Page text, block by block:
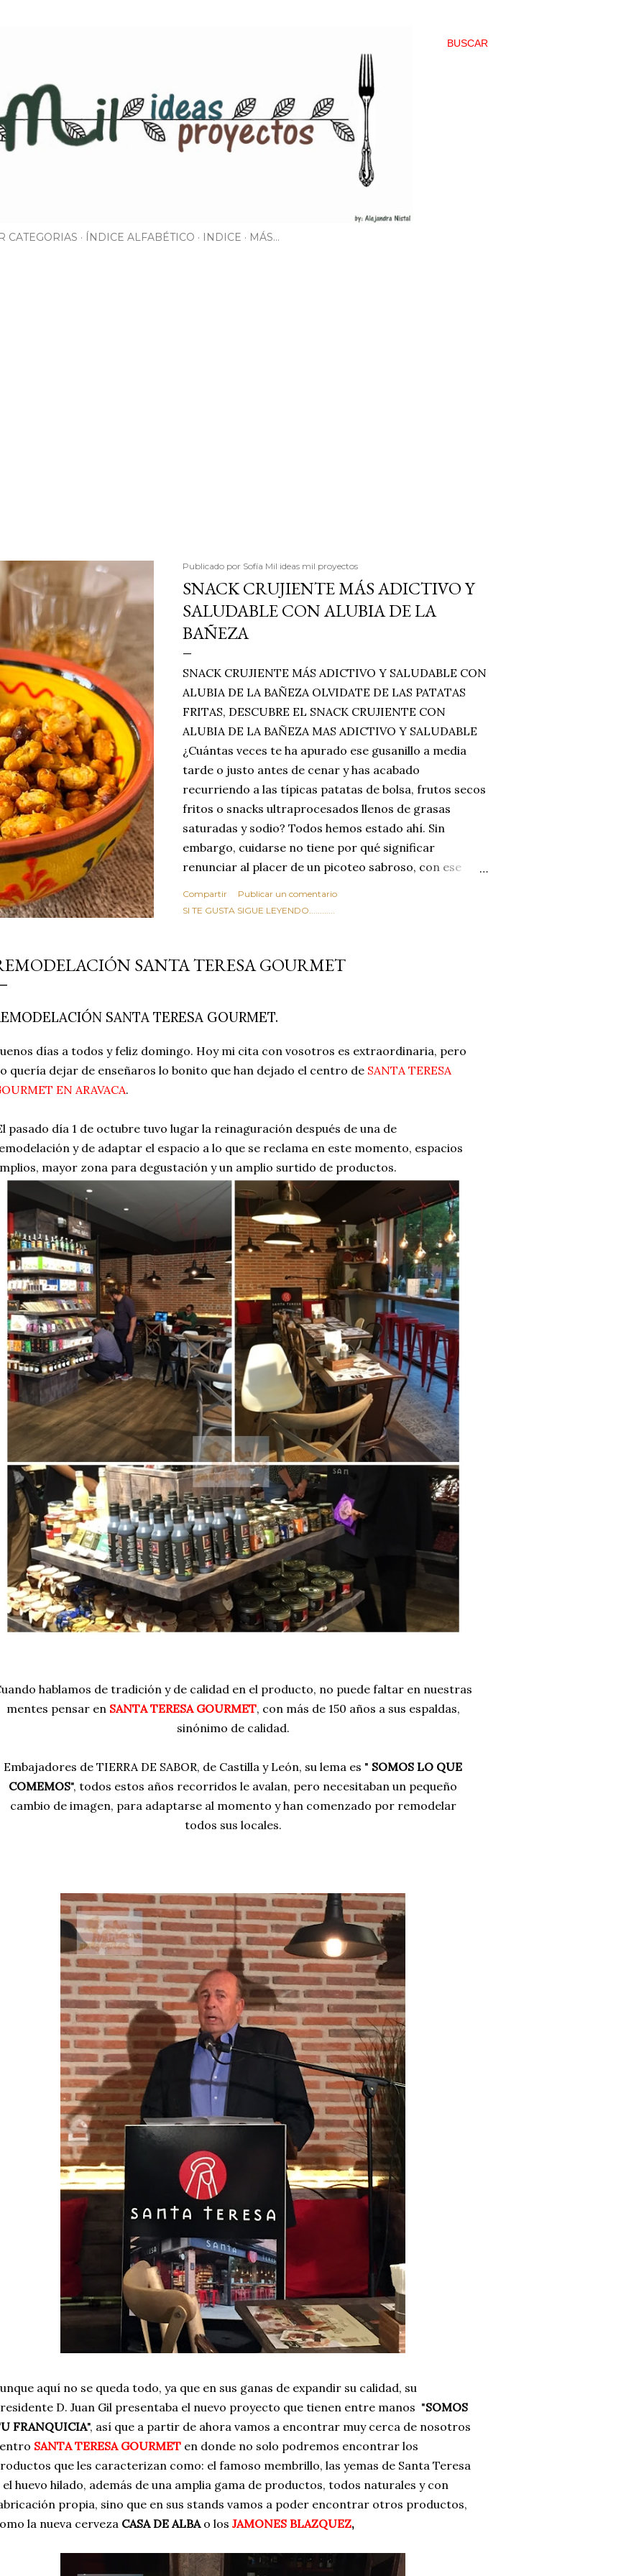
BUSCAR
CATEGORIAS ÍNDICE ALFABÉTICO INDICE MÁS…
Publicado por Sofía Mil ideas mil proyectos
SNACK CRUJIENTE MÁS ADICTIVO Y
SALUDABLE CON ALUBIA DE LA
BAÑEZA
SNACK CRUJIENTE MÁS ADICTIVO Y SALUDABLE CON
ALUBIA DE LA BAÑEZA OLVIDATE DE LAS PATATAS
FRITAS, DESCUBRE EL SNACK CRUJIENTE CON
ALUBIA DE LA BAÑEZA MAS ADICTIVO Y SALUDABLE
¿Cuántas veces te ha apurado ese gusanillo a media
tarde o justo antes de cenar y has acabado
recurriendo a las típicas patatas de bolsa, frutos secos
fritos o snacks ultraprocesados llenos de grasas
saturadas y sodio? Todos hemos estado ahí. Sin
embargo, cuidarse no tiene por qué significar
renunciar al placer de un picoteo sabroso, con ese
Estas alubias crujientes al horno van a cambiar por
tradicionales y copiosos de invierno. Con esta receta
en un snack ligero, dorado, cargado de proteína y
Compartir
Publicar un comentario
SI TE GUSTA SIGUE LEYENDO............
SANTA TERESA GOURMET
SANTA TERESA GOURMET.
días a todos y feliz domingo. Hoy mi cita con vosotros es extraordinaria, pero
quería dejar de enseñaros lo bonito que han dejado el centro de SANTA TERESA
EN ARAVACA.
pasado día 1 de octubre tuvo lugar la reinaguración después de una de
y de adaptar el espacio a lo que se reclama en este momento, espacios
mayor zona para degustación y un amplio surtido de productos.
hablamos de tradición y de calidad en el producto, no puede faltar en nuestras
mentes pensar en SANTA TERESA GOURMET, con más de 150 años a sus espaldas,
sinónimo de calidad.
Embajadores de TIERRA DE SABOR, de Castilla y León, su lema es " SOMOS LO QUE
COMEMOS", todos estos años recorridos le avalan, pero necesitaban un pequeño
cambio de imagen, para adaptarse al momento y han comenzado por remodelar
todos sus locales.
aquí no se queda todo, ya que en sus ganas de expandir su calidad, su
D. Juan Gil presentaba el nuevo proyecto que tienen entre manos "SOMOS
FRANQUICIA", así que a partir de ahora vamos a encontrar muy cerca de nosotros
SANTA TERESA GOURMET en donde no solo podremos encontrar los
que les caracterizan como: el famoso membrillo, las yemas de Santa Teresa
el huevo hilado, además de una amplia gama de productos, todos naturales y con
propia, sino que en sus stands vamos a poder encontrar otros productos,
la nueva cerveza CASA DE ALBA o los JAMONES BLAZQUEZ,